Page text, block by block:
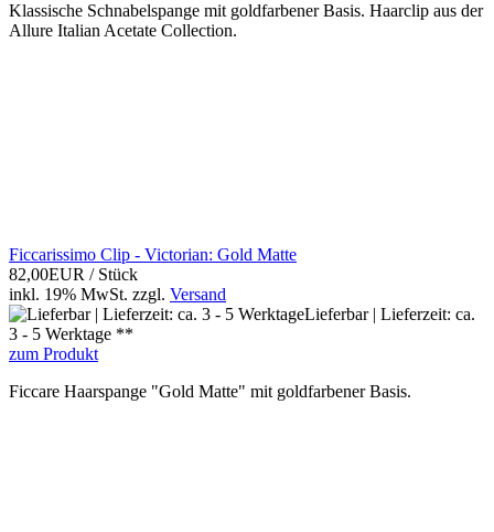
Klassische Schnabelspange mit goldfarbener Basis. Haarclip aus der
Allure Italian Acetate Collection.
Ficcarissimo Clip - Victorian: Gold Matte
82,00EUR / Stück
inkl. 19% MwSt. zzgl. Versand
Lieferbar | Lieferzeit: ca.
3 - 5 Werktage **
zum Produkt
Ficcare Haarspange "Gold Matte" mit goldfarbener Basis.